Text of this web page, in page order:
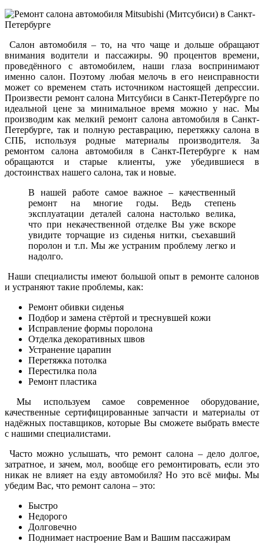
Салон автомобиля – то, на что чаще и дольше обращают
внимания водители и пассажиры. 90 процентов времени,
проведённого с автомобилем, наши глаза воспринимают
именно салон. Поэтому любая мелочь в его неисправности
может со временем стать источником настоящей депрессии.
Произвести ремонт салона Митсубиси в Санкт-Петербурге по
идеальной цене за минимальное время можно у нас. Мы
производим как мелкий ремонт салона автомобиля в Санкт-
Петербурге, так и полную реставрацию, перетяжку салона в
СПБ, используя родные материалы производителя. За
ремонтом салона автомобиля в Санкт-Петербурге к нам
обращаются и старые клиенты, уже убедившиеся в
достоинствах нашего салона, так и новые.
В нашей работе самое важное – качественный
ремонт на многие годы. Ведь степень
эксплуатации деталей салона настолько велика,
что при некачественной отделке Вы уже вскоре
увидите торчащие из сиденья нитки, съехавший
поролон и т.п. Мы же устраним проблему легко и
надолго.
Наши специалисты имеют большой опыт в ремонте салонов
и устраняют такие проблемы, как:
Ремонт обивки сиденья
Подбор и замена стёртой и треснувшей кожи
Исправление формы поролона
Отделка декоративных швов
Устранение царапин
Перетяжка потолка
Перестилка пола
Ремонт пластика
Мы используем самое современное оборудование,
качественные сертифицированные запчасти и материалы от
надёжных поставщиков, которые Вы сможете выбрать вместе
с нашими специалистами.
Часто можно услышать, что ремонт салона – дело долгое,
затратное, и зачем, мол, вообще его ремонтировать, если это
никак не влияет на езду автомобиля? Но это всё мифы. Мы
убедим Вас, что ремонт салона – это:
Быстро
Недорого
Долговечно
Поднимает настроение Вам и Вашим пассажирам